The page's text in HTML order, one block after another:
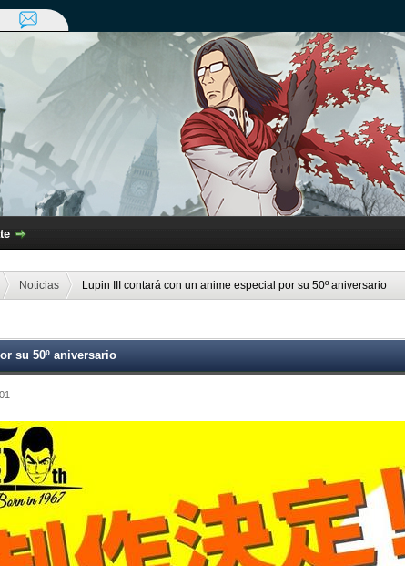
Noticias Lupin III contará con un anime especial por su 50º aniversario
su 50º aniversario